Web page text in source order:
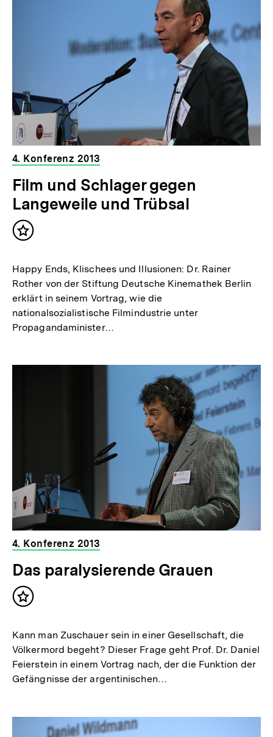
4. Konferenz 2013
Film und Schlager gegen
Langeweile und Trübsal
Inhalt
Happy Ends, Klischees und Illusionen: Dr. Rainer
Rother von der Stiftung Deutsche Kinemathek Berlin
erklärt in seinem Vortrag, wie die
nationalsozialistische Filmindustrie unter
Propagandaminister…
4. Konferenz 2013
Das paralysierende Grauen
Inhalt
Kann man Zuschauer sein in einer Gesellschaft, die
Völkermord begeht? Dieser Frage geht Prof. Dr. Daniel
Feierstein in einem Vortrag nach, der die Funktion der
Gefängnisse der argentinischen…